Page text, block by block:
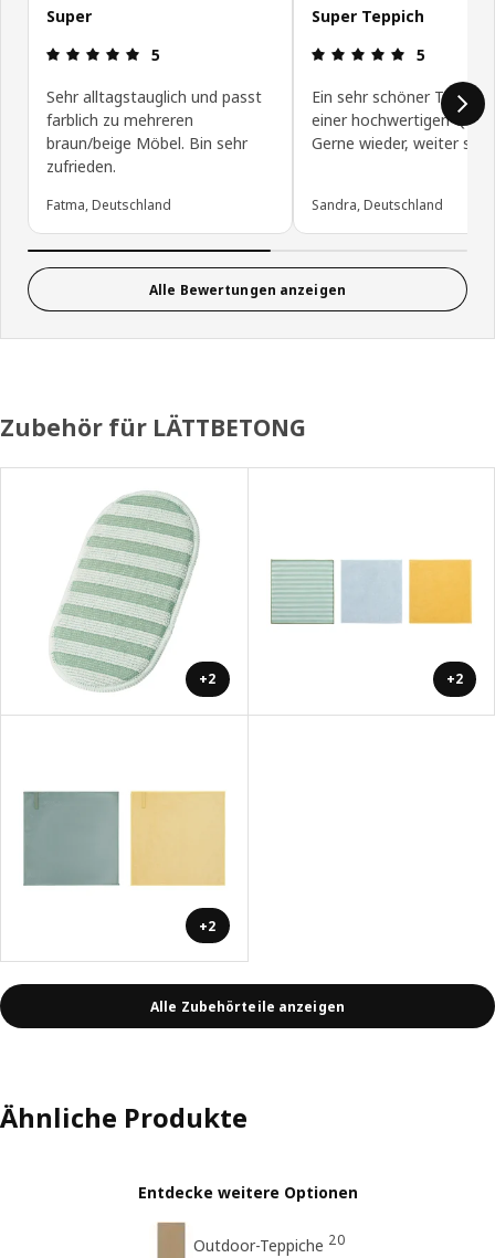
Super
Bewertung: 5 von 5 Sterne
5
Sehr alltagstauglich und passt
farblich zu mehreren
braun/beige Möbel. Bin sehr
zufrieden.
Fatma, Deutschland
Super Teppich
5
Ein sehr schöner
einer hochwertigen
Gerne wieder, weiter so
Sandra, Deutschland
Alle Bewertungen anzeigen
Zubehör für LÄTTBETONG
+2 +2
+2
Alle Zubehörteile anzeigen
Ähnliche Produkte
Entdecke weitere Optionen
Outdoor-Teppiche 20